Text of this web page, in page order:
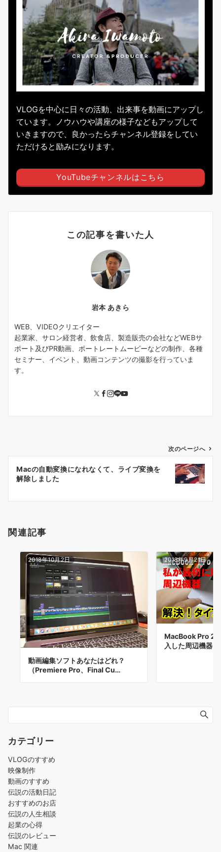
VLOGを中心に日々の活動、出来事を動画にアップし
ています。ノウハウや講座の様子などもアップして
いきますので、良かったらチャンネル登録をしてい
ただけると励みになります。
YouTubeチャンネルはこちら
この記事を書いた人
岩本 あきら
WEB、VIDEOクリエイター
起業家、サロン経営者、飲食店、製造販売の会社などWEBサ
ポート及びPR動画、ポートレートムービーなどの制作、各種
セミナー、イベント、動画コンテンツの撮影を行っていま
す。
稿
ョ
次のページへ
Macの自動変換になれなくて、ライブ変換を
解除しました
関連記事
2018年10月2日
動画編集ソフトあなたはどれ？
（Premiere Pro、Final Cu…
2018年9月21日
MacBook Pro
入した周辺機器
カテゴリー
VLOGのすすめ
映像制作
動画のすすめ
伝説の活動日記
おすすめのお店
伝説の人生相談
起業の心得
伝説のレビュー
Mac 関連